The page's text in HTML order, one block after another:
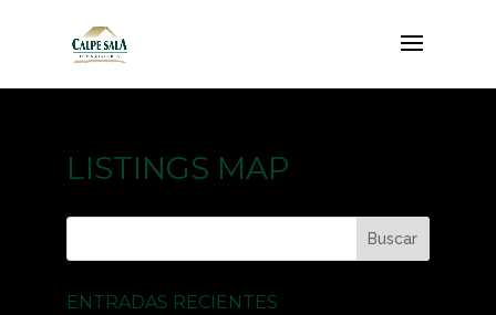
LISTINGS MAP
ENTRADAS RECIENTES